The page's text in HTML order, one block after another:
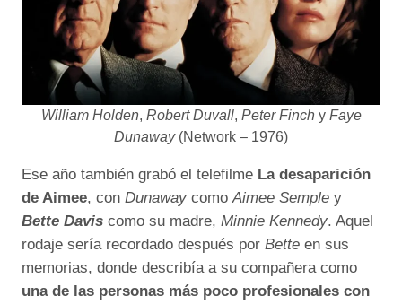
William Holden, Robert Duvall, Peter Finchy Faye
Dunaway(Network – 1976)
Ese año también grabó el telefilme La desaparición
de Aimee, con Dunaway como Aimee Semple y
Bette Davis como su madre, Minnie Kennedy. Aquel
rodaje sería recordado después por Bette en sus
memorias, donde describía a su compañera como
una de las personas más poco profesionales con